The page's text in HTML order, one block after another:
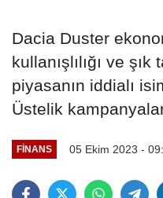
Dacia Duster
kullanışlılığı ve
piyasanın iddialı
Üstelik
FINANS 05 Ekim 2023 -